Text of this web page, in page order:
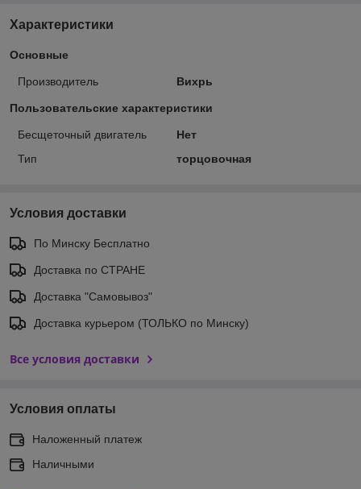
Характеристики
Основные
Производитель Вихрь
Пользовательские характеристики
Бесщеточный двигатель
Нет
Тип
торцовочная
Условия доставки
По Минску Бесплатно
Доставка по СТРАНЕ
Доставка "Самовывоз"
Доставка курьером (ТОЛЬКО по Минску)
Все условия доставки
Условия оплаты
Наложенный платеж
Наличными